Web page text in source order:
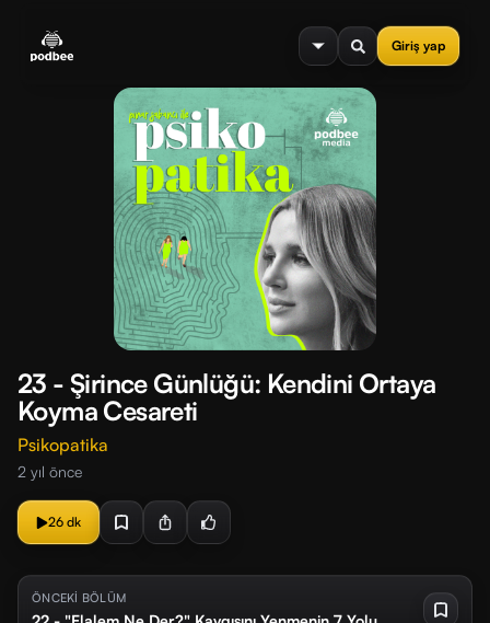
Giriş yap
menu
23 - Şirince Günlüğü: Kendini Ortaya
Koyma Cesareti
Psikopatika
2 yıl önce
26 dk
ÖNCEKİ BÖLÜM